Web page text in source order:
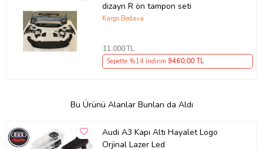
dizayn R ön tampon seti
Kargo Bedava
11.000TL
Sepette %14 İndirim 9460,00 TL
Bu Ürünü Alanlar Bunları da Aldı
Audi A3 Kapı Altı Hayalet Logo
Orjinal Lazer Led